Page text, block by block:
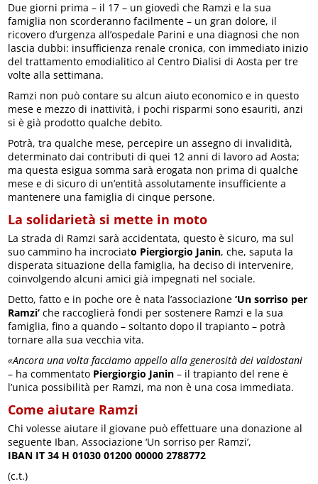
Due giorni prima – il 17 – un giovedì che Ramzi e la sua
famiglia non scorderanno facilmente – un gran dolore, il
ricovero d’urgenza all’ospedale Parini e una diagnosi che non
lascia dubbi: insufficienza renale cronica, con immediato inizio
del trattamento emodialitico al Centro Dialisi di Aosta per tre
volte alla settimana.
Ramzi non può contare su alcun aiuto economico e in questo
mese e mezzo di inattività, i pochi risparmi sono esauriti, anzi
si è già prodotto qualche debito.
Potrà, tra qualche mese, percepire un assegno di invalidità,
determinato dai contributi di quei 12 anni di lavoro ad Aosta;
ma questa esigua somma sarà erogata non prima di qualche
mese e di sicuro di un’entità assolutamente insufficiente a
mantenere una famiglia di cinque persone.
La solidarietà si mette in moto
La strada di Ramzi sarà accidentata, questo è sicuro, ma sul
suo cammino ha incrociato Piergiorgio Janin, che, saputa la
disperata situazione della famiglia, ha deciso di intervenire,
coinvolgendo alcuni amici già impegnati nel sociale.
Detto, fatto e in poche ore è nata l’associazione ‘Un sorriso per
Ramzi’ che raccoglierà fondi per sostenere Ramzi e la sua
famiglia, fino a quando – soltanto dopo il trapianto – potrà
tornare alla sua vecchia vita.
«Ancora una volta facciamo appello alla generosità dei valdostani
– ha commentato Piergiorgio Janin – il trapianto del rene è
l’unica possibilità per Ramzi, ma non è una cosa immediata.
Come aiutare Ramzi
Chi volesse aiutare il giovane può effettuare una donazione al
seguente Iban, Associazione ‘Un sorriso per Ramzi’,
IBAN IT 34 H 01030 01200 00000 2788772
(c.t.)